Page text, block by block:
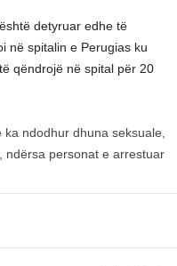
detyruar edhe të
në spitalin e Perugias ku
qëndrojë në spital për 20
ndodhur dhuna seksuale,
ndërsa personat e arrestuar